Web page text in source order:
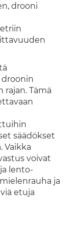
drooni
droonin
rajan. Tämä
säädökset
Vaikka
voivat
lento-
ja
etuja